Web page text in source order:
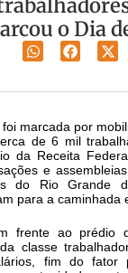
o Dia
marcada por
de 6 mil
da Receita
e
do Rio Grande
para a caminhada
frente ao prédio
classe
fim do fator